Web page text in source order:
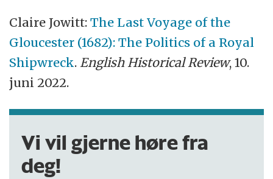
Claire Jowitt:The Last Voyage of the
Gloucester (1682): The Politics of a Royal
Shipwreck. English Historical Review, 10.
juni 2022.
Vi vil gjerne høre fra
deg!